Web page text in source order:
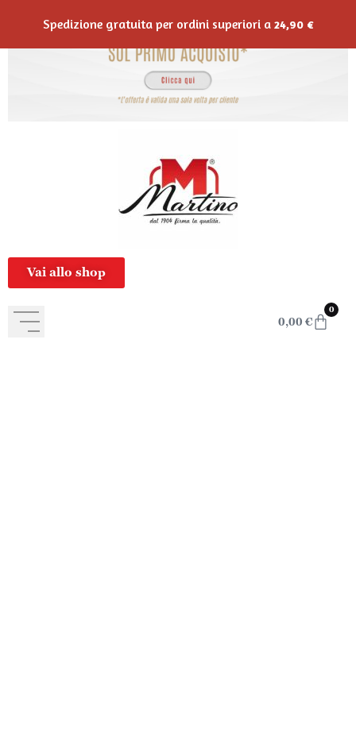
Vai allo shop
0,00 €
0
Spedizione gratuita per ordini superiori a 24,90 €